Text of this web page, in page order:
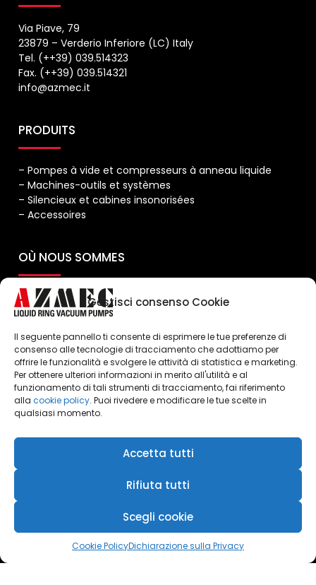
Gestisci consenso Cookie
Il seguente pannello ti consente di esprimere le tue preferenze di
consenso alle tecnologie di tracciamento che adottiamo per
offrire le funzionalità e svolgere le attività di statistica e marketing.
Per ottenere ulteriori informazioni in merito all'utilità e al
funzionamento di tali strumenti di tracciamento, fai riferimento
alla cookie policy. Puoi rivedere e modificare le tue scelte in
qualsiasi momento.
Accetta tutti
Rifiuta tutti
Scegli cookie
Cookie PolicyDichiarazione sulla Privacy
Via Piave, 79
23879 – Verderio Inferiore (LC) Italy
Tel. (++39) 039.514323
Fax. (++39) 039.514321
info@azmec.it
PRODUITS
– Pompes à vide et compresseurs à anneau liquide
– Machines-outils et systèmes
– Silencieux et cabines insonorisées
– Accessoires
OÙ NOUS SOMMES
Cliquez pour accepter les cookies
marketing et activer ce contenu